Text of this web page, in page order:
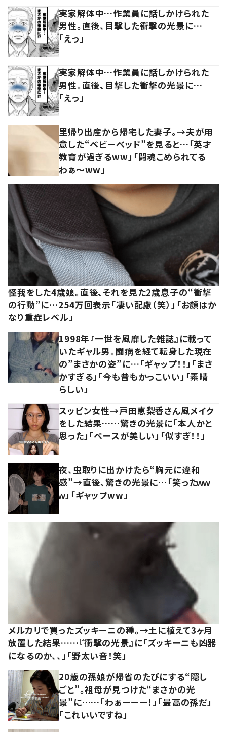
実家解体中…作業員に話しかけられた
男性。直後、目撃した衝撃の光景に…
「えっ」
実家解体中…作業員に話しかけられた
男性。直後、目撃した衝撃の光景に…
「えっ」
里帰り出産から帰宅した妻子。→夫が用
意した“ベビーベッド”を見ると…「英才
教育が過ぎるww」「闘魂こめられてる
わぁ～ww」
怪我をした4歳娘。直後、それを見た2歳息子の“衝撃
の行動”に…254万回表示「凄い配慮（笑）」「お顔はか
なり重症レベル」
1998年『一世を風靡した雑誌』に載って
いたギャル男。闘病を経て転身した現在
の”まさかの姿”に…「ギャップ！！」「まさ
かすぎる」「今も昔もかっこいい」「素晴
らしい」
スッピン女性→戸田恵梨香さん風メイク
をした結果……驚きの光景に「本人かと
思った」「ベースが美しい」「似すぎ！！」
夜、虫取りに出かけたら“胸元に違和
感”→直後、驚きの光景に…「笑ったｗｗ
ｗ」「ギャップww」
メルカリで買ったズッキーニの種。→土に植えて3ヶ月
放置した結果……『衝撃の光景』に「ズッキーニも凶器
になるのか、、」「野太い音！笑」
20歳の孫娘が帰省のたびにする“隠し
ごと”。祖母が見つけた“まさかの光
景”に……「わぁーーー！」「最高の孫だ」
「これいいですね」